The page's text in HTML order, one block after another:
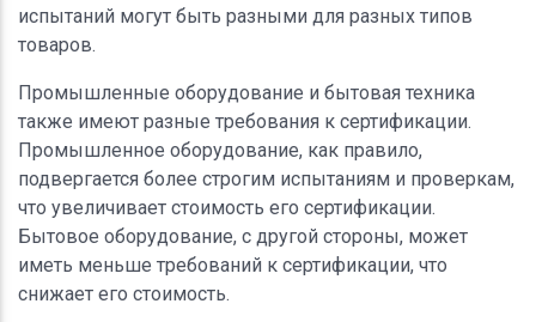
испытаний могут быть разными для разных типов
товаров.
Промышленные оборудование и бытовая техника
также имеют разные требования к сертификации.
Промышленное оборудование, как правило,
подвергается более строгим испытаниям и проверкам,
что увеличивает стоимость его сертификации.
Бытовое оборудование, с другой стороны, может
иметь меньше требований к сертификации, что
снижает его стоимость.